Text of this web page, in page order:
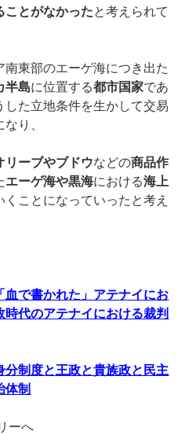
ことがなかったと考えられて
東部のエーゲ海につき出た
半島に位置する都市国家であ
した立地条件を生かして交易
り、
リーブやブドウなどの商品作
エーゲ海や黒海における海上
くことになっていったと考え
血で書かれた」アテナイにお
代のアテナイにおける裁判
分制度と王政と貴族政と民主
体制
ーへ